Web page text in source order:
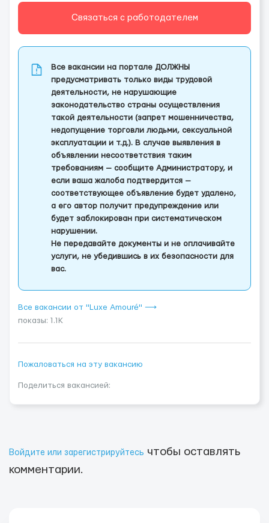
Связаться с работодателем
Все вакансии на портале ДОЛЖНЫ
предусматривать только виды трудовой
деятельности, не нарушающие
законодательство страны осуществления
такой деятельности (запрет мошенничества,
недопущение торговли людьми, сексуальной
эксплуатации и т.д.). В случае выявления в
объявлении несоответствия таким
требованиям — сообщите Администратору, и
если ваша жалоба подтвердится —
соответствующее объявление будет удалено,
а его автор получит предупреждение или
будет заблокирован при систематическом
нарушении.
Не передавайте документы и не оплачивайте
услуги, не убедившись в их безопасности для
вас.
Все вакансии от "Luxe Amouré" ⟶
показы: 1.1K
Пожаловаться на эту вакансию
Поделиться вакансией:
Войдите или зарегистрируйтесь чтобы оставлять
комментарии.